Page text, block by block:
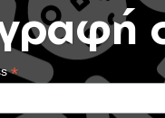
*